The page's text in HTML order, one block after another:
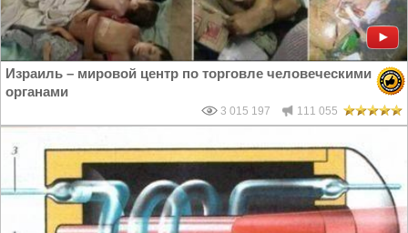
Израиль – мировой центр по торговле человеческими
органами
3 015 197 111 055